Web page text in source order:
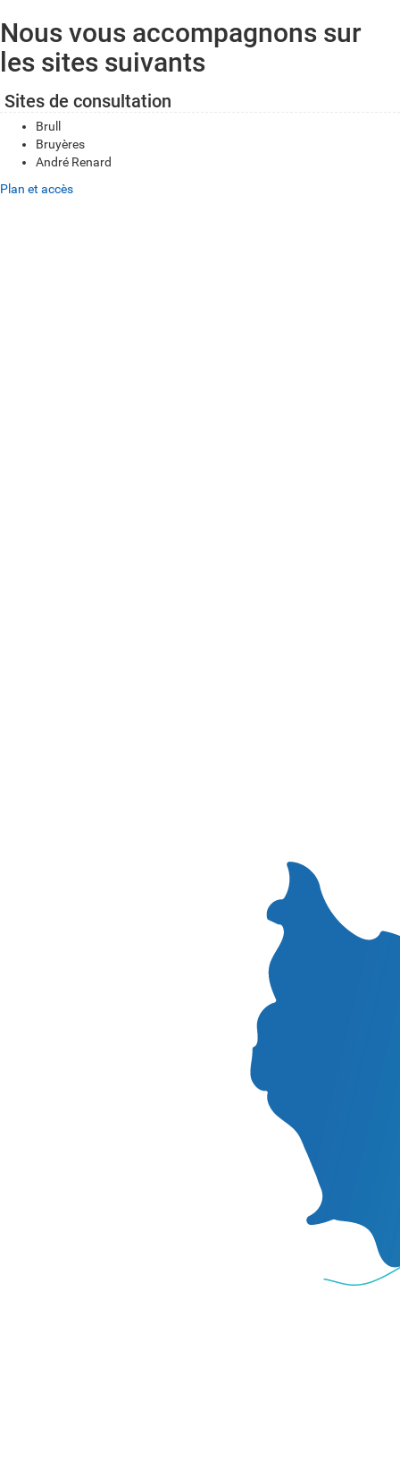
Nous vous accompagnons sur
les sites suivants
Sites de consultation
Brull
Bruyères
André Renard
Plan et accès